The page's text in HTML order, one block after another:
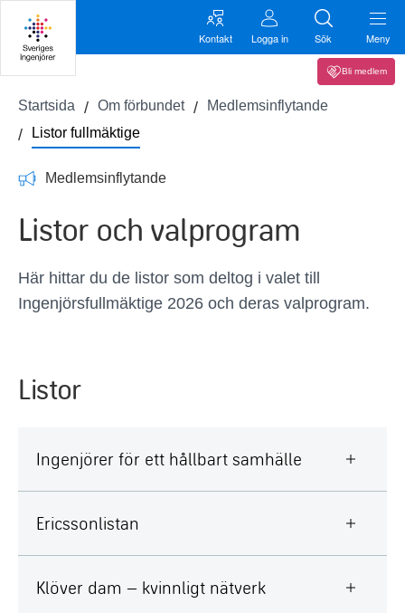
Kontakt Logga in Sök Meny
Bli medlem
Startsida Om förbundet
Medlemsinflytande
Listor fullmäktige
Medlemsinflytande
Listor och valprogram
Här hittar du de listor som deltog i valet till
Ingenjörsfullmäktige 2026 och deras valprogram.
Listor
Ingenjörer för ett hållbart samhälle
Ericssonlistan
Klöver dam – kvinnligt nätverk